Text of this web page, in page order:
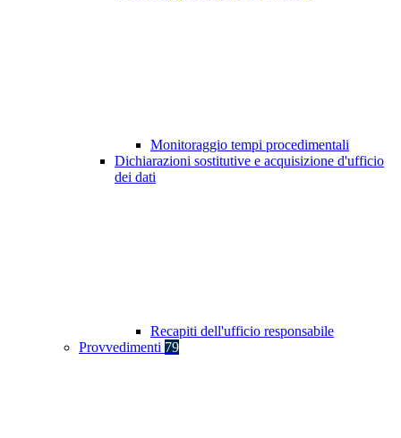
Monitoraggio tempi procedimentali
Dichiarazioni sostitutive e acquisizione d'ufficio
dei dati
Recapiti dell'ufficio responsabile
Provvedimenti 79